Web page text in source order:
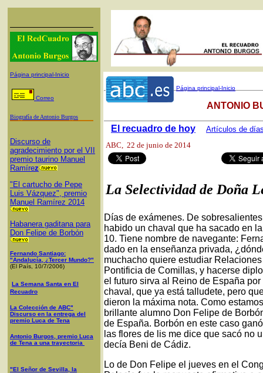
Página principal-Inicio
Correo
Biografía de Antonio Burgos
Discurso de
agradecimiento por el VII
premio taurino Manuel
Ramírez
"El cartucho de Pepe
Luis Vázquez", premio
Manuel Ramírez 2014
Habanera gaditana para
Don Felipe de Borbón
Fernando Santiago:
"Andalucía, ¿Tercer Mundo?"
(El País, 10/7/2006)
La Semana Santa en El
Recuadro
La Colección de ABC"
Discurso en la entrega del
premio Luca de Tena
Antonio Burgos, premio Luca
de Tena a una trayectoria
"El Señor de Sevilla, la
Página principal-Inicio
El recuadro de hoy Artículos de
ANTONIO
ABC, 22 de junio de 2014
La Selectividad de Doña
Días de exámenes. De
habido un chaval que ha sacado en
10. Tiene nombre de navegante:
dado en la enseñanza privada,
muchacho quiere estudiar
Pontificia de Comillas, y hacerse
el futuro sirva al Reino de España
chaval, que ya está talludete, pero
dieron la máxima nota. Como
brillante alumno Don Felipe de
de España. Borbón en este caso
las flores de lis me dice que sacó no
decía Beni de Cádiz.
Lo de Don Felipe el jueves en el